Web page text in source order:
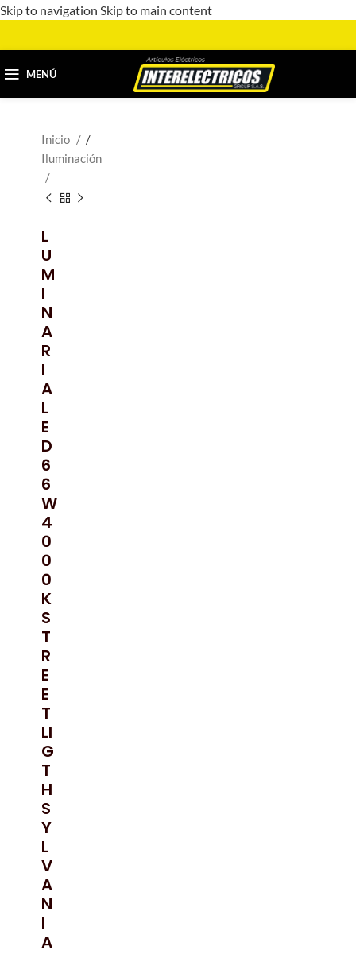
Skip to navigation Skip to main content
MENÚ
Inicio
/
Iluminación
L
U
M
I
N
A
R
I
A
L
E
D
6
6
W
4
0
0
0
K
S
T
R
E
E
T
LI
G
T
H
S
Y
L
V
A
N
I
A